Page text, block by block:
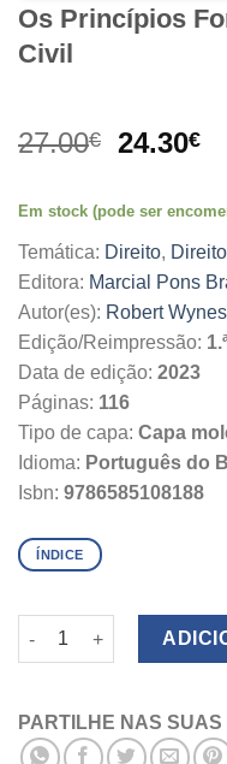
Os Princípios
Civil
27.00€
O
original
27.00€.
24.30€O
Em stock (pode ser
Temática: Direito,
Editora: Marcial Pons
Autor(es): Robert
Edição/Reimpressão:
Data de edição: 2023
Páginas: 116
Tipo de capa: Capa
Idioma: Português do
Isbn: 9786585108188
ÍNDICE
Quantidade de Os
PARTILHE NAS SUAS